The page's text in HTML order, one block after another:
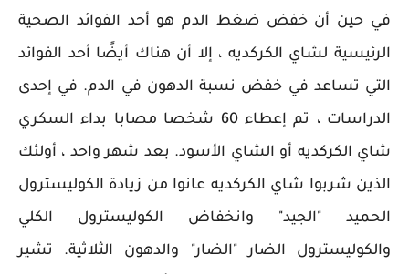
في حين أن خفض ضغط الدم هو أحد الفوائد الصحية
الرئيسية لشاي الكركديه ، إلا أن هناك أيضًا أحد الفوائد
التي تساعد في خفض نسبة الدهون في الدم. في إحدى
الدراسات ، تم إعطاء 60 شخصا مصابا بداء السكري
شاي الكركديه أو الشاي الأسود. بعد شهر واحد ، أولئك
الذين شربوا شاي الكركديه عانوا من زيادة الكوليسترول
الحميد "الجيد" وانخفاض الكوليسترول الكلي
والكوليسترول الضار "الضار" والدهون الثلاثية. تشير